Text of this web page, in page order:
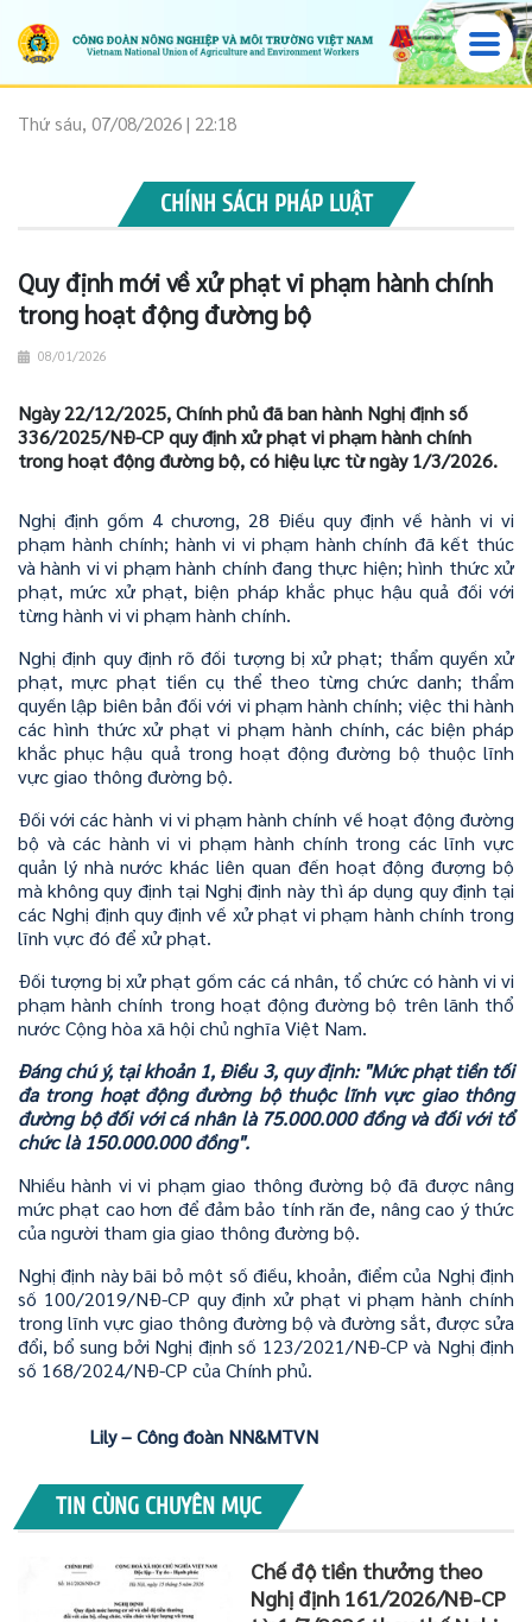
Thứ sáu, 07/08/2026 | 22:18
CHÍNH SÁCH PHÁP LUẬT
Quy định mới về xử phạt vi phạm hành chính
trong hoạt động đường bộ
08/01/2026
Ngày 22/12/2025, Chính phủ đã ban hành Nghị định số
336/2025/NĐ-CP quy định xử phạt vi phạm hành chính
trong hoạt động đường bộ, có hiệu lực từ ngày 1/3/2026.
Nghị định gồm 4 chương, 28 Điều quy định về hành vi vi
phạm hành chính; hành vi vi phạm hành chính đã kết thúc
và hành vi vi phạm hành chính đang thực hiện; hình thức xử
phạt, mức xử phạt, biện pháp khắc phục hậu quả đối với
từng hành vi vi phạm hành chính.
Nghị định quy định rõ đối tượng bị xử phạt; thẩm quyền xử
phạt, mực phạt tiền cụ thể theo từng chức danh; thẩm
quyền lập biên bản đối với vi phạm hành chính; việc thi hành
các hình thức xử phạt vi phạm hành chính, các biện pháp
khắc phục hậu quả trong hoạt động đường bộ thuộc lĩnh
vực giao thông đường bộ.
Đối với các hành vi vi phạm hành chính về hoạt động đường
bộ và các hành vi vi phạm hành chính trong các lĩnh vực
quản lý nhà nước khác liên quan đến hoạt động đượng bộ
mà không quy định tại Nghị định này thì áp dụng quy định tại
các Nghị định quy định về xử phạt vi phạm hành chính trong
lĩnh vực đó để xử phạt.
Đối tượng bị xử phạt gồm các cá nhân, tổ chức có hành vi vi
phạm hành chính trong hoạt động đường bộ trên lãnh thổ
nước Cộng hòa xã hội chủ nghĩa Việt Nam.
Đáng chú ý, tại khoản 1, Điều 3, quy định: "Mức phạt tiền tối
đa trong hoạt động đường bộ thuộc lĩnh vực giao thông
đường bộ đối với cá nhân là 75.000.000 đồng và đối với tổ
chức là 150.000.000 đồng".
Nhiều hành vi vi phạm giao thông đường bộ đã được nâng
mức phạt cao hơn để đảm bảo tính răn đe, nâng cao ý thức
của người tham gia giao thông đường bộ.
Nghị định này bãi bỏ một số điều, khoản, điểm của Nghị định
số 100/2019/NĐ-CP quy định xử phạt vi phạm hành chính
trong lĩnh vực giao thông đường bộ và đường sắt, được sửa
đổi, bổ sung bởi Nghị định số 123/2021/NĐ-CP và Nghị định
số 168/2024/NĐ-CP của Chính phủ.
Lily – Công đoàn NN&MTVN
TIN CÙNG CHUYÊN MỤC
Chế độ tiền thưởng theo
Nghị định 161/2026/NĐ-CP